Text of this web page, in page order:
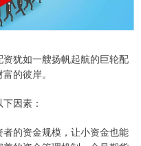
犹如一艘扬帆起航的巨轮配
的彼岸。
因素：
的资金规模，让小资金也能